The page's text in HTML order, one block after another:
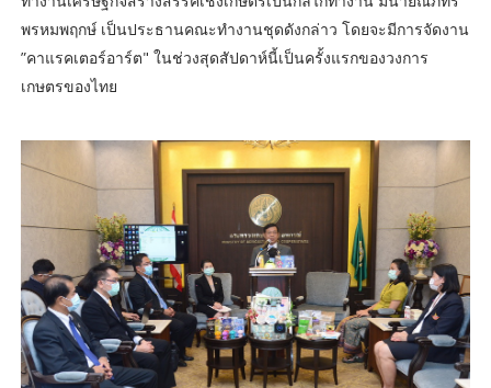
พรหมพฤกษ์ เป็นประธานคณะทำงานชุดดังกล่าว โดยจะมีการจัดงาน
”คาแรคเตอร์อาร์ต" ในช่วงสุดสัปดาห์นี้เป็นครั้งแรกของวงการ
เกษตรของไทย